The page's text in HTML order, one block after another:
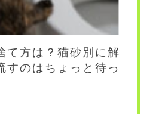
て方は？猫砂別に解
すのはちょっと待っ